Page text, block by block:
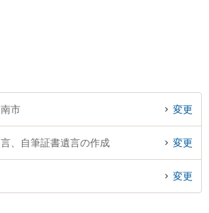
市 変更
、自筆証書遺言の作成 変更
変更